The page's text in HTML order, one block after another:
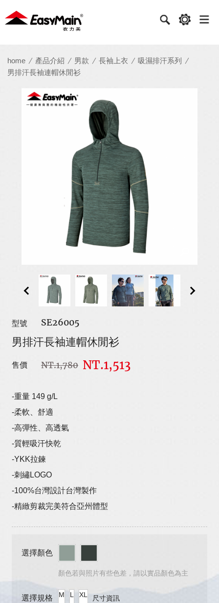
衣
力
實home 產品介紹 男款 長袖上衣
吸濕排汗系列
男排汗長袖連帽休閒衫
型號 SE26005
男排汗長袖連帽休閒衫
售價 NT.1,780 NT.1,513
-重量 149 g/L
-柔軟、舒適
-高彈性、高透氣
-質輕吸汗快乾
-YKK拉鍊
-刺繡LOGO
-100%台灣設計台灣製作
-精緻剪裁完美符合亞州體型
選擇顏色
顏色若與照片有些色差，請以實品顏色為主
選擇規格 M L XL 尺寸資訊